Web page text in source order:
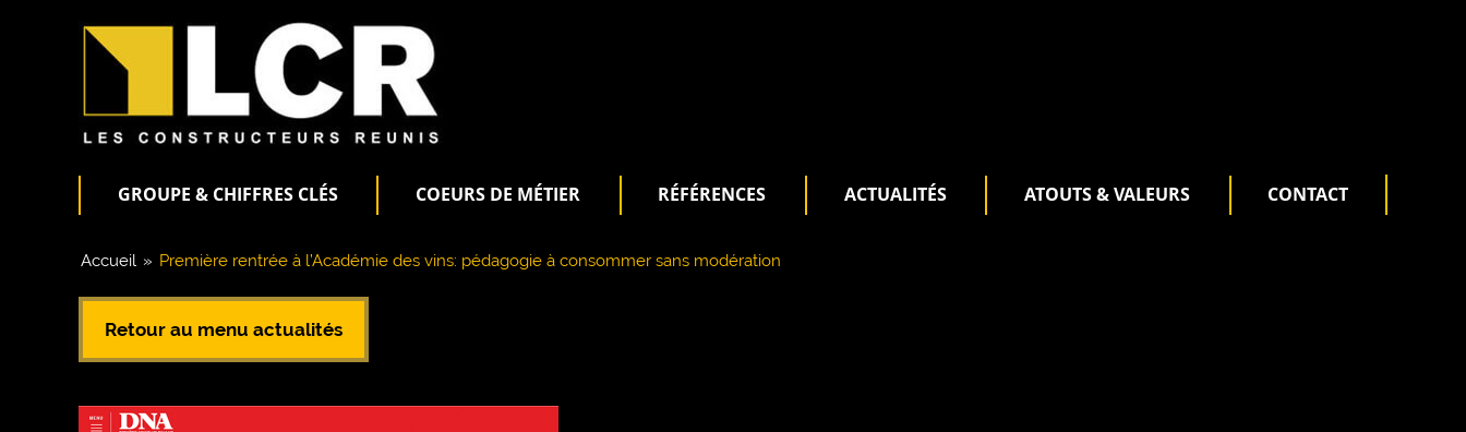
GROUPE & CHIFFRES CLÉS COEURS DE MÉTIER RÉFÉRENCES ACTUALITÉS ATOUTS & VALEURS CONTACT
Accueil » Première rentrée à l’Académie des vins: pédagogie à consommer sans modération
Retour au menu actualités